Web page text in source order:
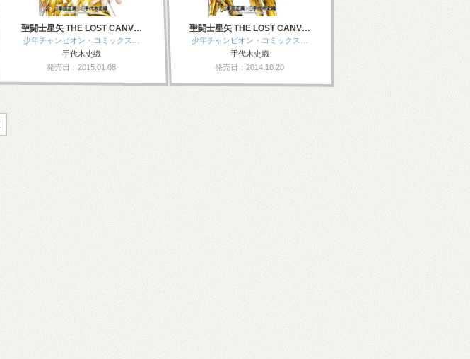
聖闘士星矢 THE LOST CANV…
少年チャンピオン・コミックス…
手代木史織
発売日：2015.01.08
聖闘士星矢 THE LOST CANV…
少年チャンピオン・コミックス…
手代木史織
発売日：2014.10.20